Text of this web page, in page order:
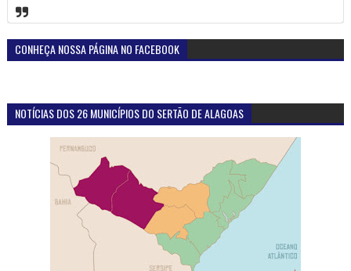
CONHEÇA NOSSA PÁGINA NO FACEBOOK
NOTÍCIAS DOS 26 MUNICÍPIOS DO SERTÃO DE ALAGOAS